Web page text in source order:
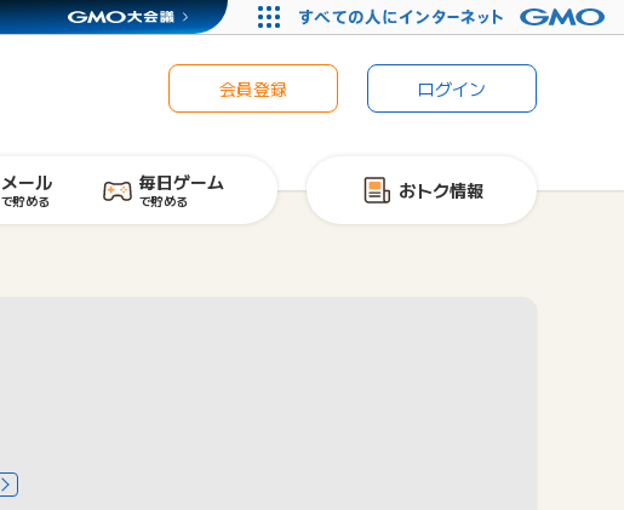
会員登録 ログイン
メール
で貯める
毎日ゲーム
で貯める おトク情報